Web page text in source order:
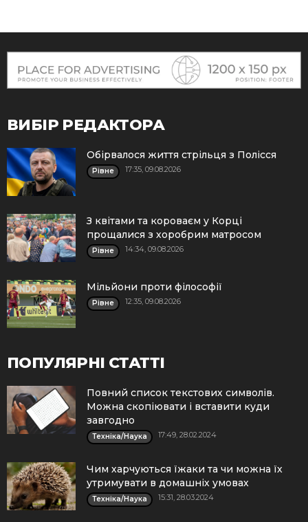
ВИБІР РЕДАКТОРА
Обірвалося життя стрільця з Полісся
Рівне 17:35, 09.08.2026
З квітами та короваєм у Корці
прощалися з хоробрим матросом
Рівне 14:34, 09.08.2026
Мільйони проти філософії
Рівне 12:35, 09.08.2026
ПОПУЛЯРНІ СТАТТІ
Повний список текстових символів.
Можна скопіювати і вставити куди
завгодно
Техніка/Наука 17:49, 28.02.2024
Чим харчуються їжаки та чи можна їх
утримувати в домашніх умовах
Техніка/Наука 15:31, 28.03.2024